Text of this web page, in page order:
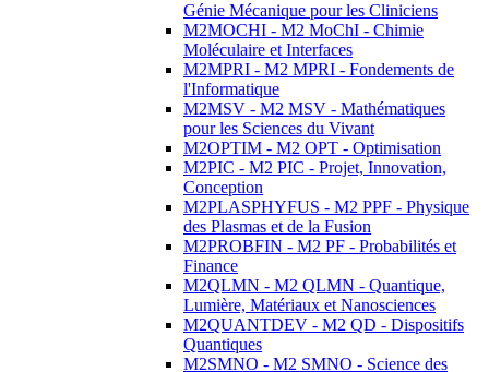
Génie Mécanique pour les Cliniciens
M2MOCHI - M2 MoChI - Chimie
Moléculaire et Interfaces
M2MPRI - M2 MPRI - Fondements de
l'Informatique
M2MSV - M2 MSV - Mathématiques
pour les Sciences du Vivant
M2OPTIM - M2 OPT - Optimisation
M2PIC - M2 PIC - Projet, Innovation,
Conception
M2PLASPHYFUS - M2 PPF - Physique
des Plasmas et de la Fusion
M2PROBFIN - M2 PF - Probabilités et
Finance
M2QLMN - M2 QLMN - Quantique,
Lumière, Matériaux et Nanosciences
M2QUANTDEV - M2 QD - Dispositifs
Quantiques
M2SMNO - M2 SMNO - Science des